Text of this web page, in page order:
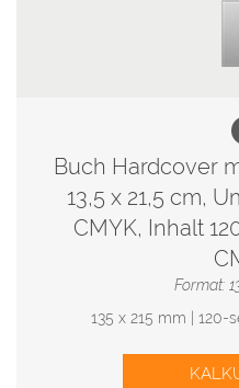
Buch Hardcover
13,5 x 21,5 cm,
CMYK, Inhalt
Format:
135 x 215 mm |